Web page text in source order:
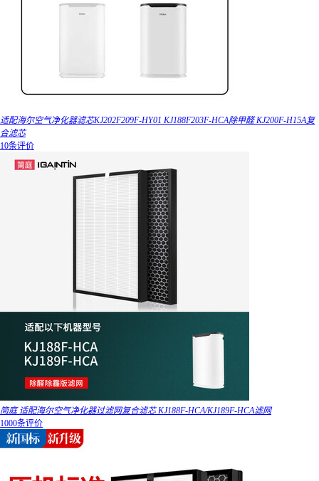
适配海尔空气净化器滤芯KJ202F209F-HY01 KJ188F203F-HCA除甲醛 KJ200F-H15A复
合滤芯
10条评价
简庭 适配海尔空气净化器过滤网复合滤芯 KJ188F-HCA/KJ189F-HCA滤网
1000条评价